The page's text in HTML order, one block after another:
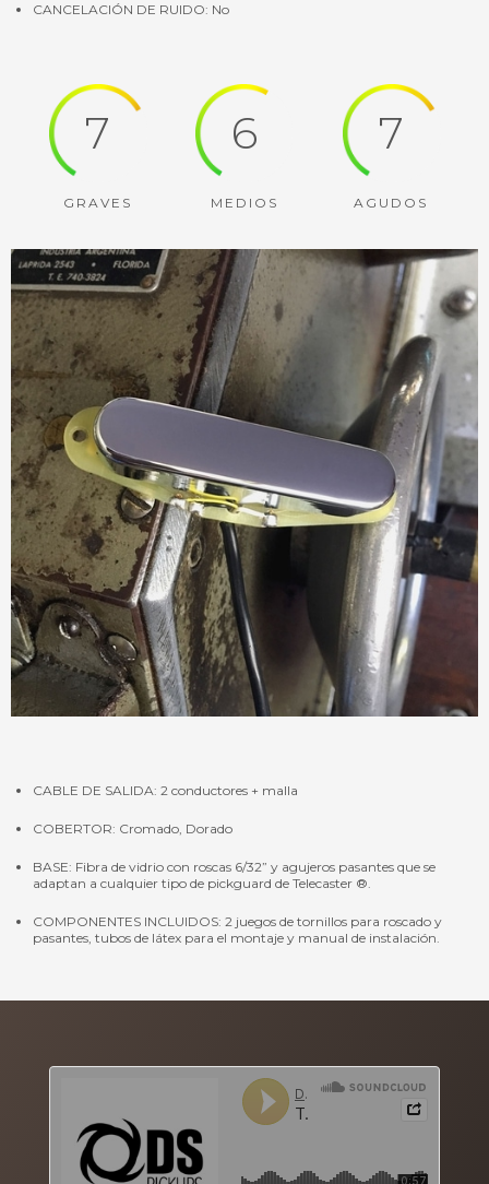
CANCELACIÓN DE RUIDO: No
7
GRAVES
6
MEDIOS
7
AGUDOS
CABLE DE SALIDA: 2 conductores + malla
COBERTOR: Cromado, Dorado
BASE: Fibra de vidrio con roscas 6/32” y agujeros pasantes que se
adaptan a cualquier tipo de pickguard de Telecaster ®.
COMPONENTES INCLUIDOS: 2 juegos de tornillos para roscado y
pasantes, tubos de látex para el montaje y manual de instalación.